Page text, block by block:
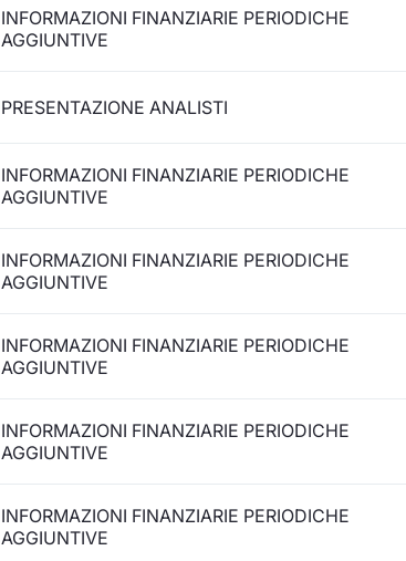
INFORMAZIONI FINANZIARIE PERIODICHE
AGGIUNTIVE
PRESENTAZIONE ANALISTI
INFORMAZIONI FINANZIARIE PERIODICHE
AGGIUNTIVE
INFORMAZIONI FINANZIARIE PERIODICHE
AGGIUNTIVE
INFORMAZIONI FINANZIARIE PERIODICHE
AGGIUNTIVE
INFORMAZIONI FINANZIARIE PERIODICHE
AGGIUNTIVE
INFORMAZIONI FINANZIARIE PERIODICHE
AGGIUNTIVE